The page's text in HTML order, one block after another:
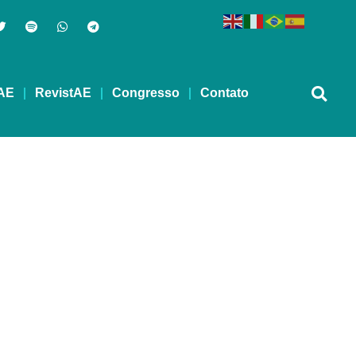
RevistAE Congresso Contato